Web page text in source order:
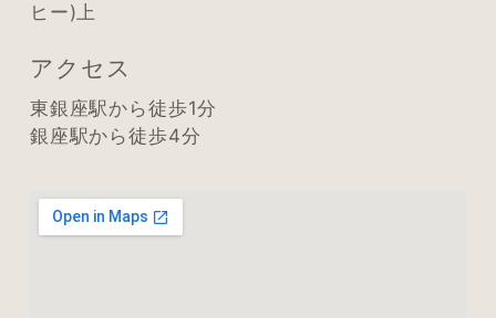
ヒー)上
アクセス
東銀座駅から徒歩1分
銀座駅から徒歩4分